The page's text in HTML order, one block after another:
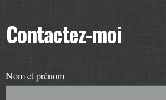
Contactez-moi
Nom et prénom